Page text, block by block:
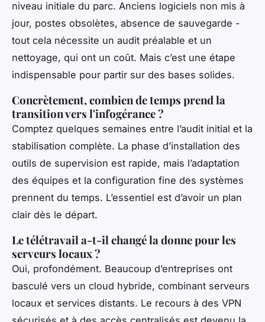
niveau initiale du parc. Anciens logiciels non mis à
jour, postes obsolètes, absence de sauvegarde -
tout cela nécessite un audit préalable et un
nettoyage, qui ont un coût. Mais c’est une étape
indispensable pour partir sur des bases solides.
Concrètement, combien de temps prend la
transition vers l'infogérance ?
Comptez quelques semaines entre l’audit initial et la
stabilisation complète. La phase d’installation des
outils de supervision est rapide, mais l’adaptation
des équipes et la configuration fine des systèmes
prennent du temps. L’essentiel est d’avoir un plan
clair dès le départ.
Le télétravail a-t-il changé la donne pour les
serveurs locaux ?
Oui, profondément. Beaucoup d’entreprises ont
basculé vers un cloud hybride, combinant serveurs
locaux et services distants. Le recours à des VPN